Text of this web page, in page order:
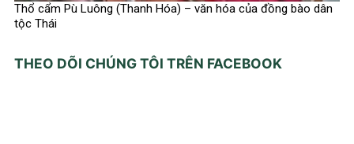
Thổ cẩm Pù Luông (Thanh Hóa) – văn hóa của đồng bào dân
tộc Thái
THEO DÕI CHÚNG TÔI TRÊN FACEBOOK